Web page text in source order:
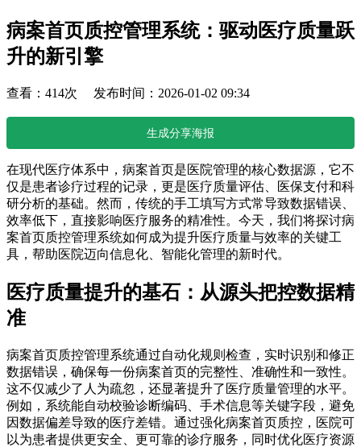
病案首页质控管理系统：驱动医疗质量跃
升的新引擎
查看：414次 发布时间：2026-01-02 09:34
生成分享海报
在现代医疗体系中，病案首页是医院管理的核心数据源，它不
仅是患者诊疗过程的记录，更是医疗质量评估、医保支付和科
研分析的基础。然而，传统的手工填写方式常导致数据错误、
效率低下，直接影响医疗服务的精准性。今天，我们将探讨病
案首页质控管理系统如何成为提升医疗质量与效率的关键工
具，帮助医院迈向信息化、智能化管理的新时代。
医疗质量提升的基石：从源头把控数据精
准
病案首页质控管理系统通过自动化规则检查，实时识别和修正
数据错误，确保每一份病案首页的完整性、准确性和一致性。
这不仅减少了人为疏忽，还显著提升了医疗质量管理的水平。
例如，系统能自动校验诊断编码、手术信息等关键字段，避免
因数据偏差导致的医疗差错。通过强化病案首页质控，医院可
以为患者提供更安全、更可靠的诊疗服务，同时优化医疗资源